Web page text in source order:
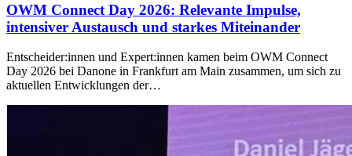
OWM Connect Day 2026: Relevante Impulse,
intensiver Austausch und starkes Miteinander
Entscheider:innen und Expert:innen kamen beim OWM Connect
Day 2026 bei Danone in Frankfurt am Main zusammen, um sich zu
aktuellen Entwicklungen der…